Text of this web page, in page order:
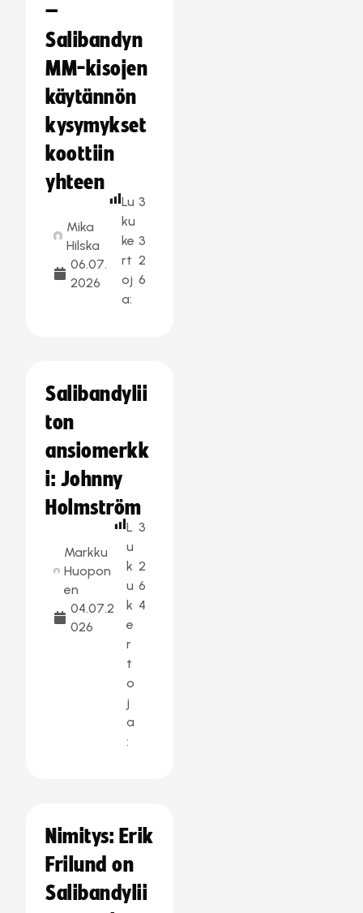
–
Salibandyn
MM-kisojen
käytännön
kysymykset
koottiin
yhteen
Mika
Hilska
06.07.
2026
Lu
ku
ke
rt
oj
a:
3
3
2
6
Salibandylii
ton
ansiomerkk
i: Johnny
Holmström
Markku
Huopon
en
04.07.2
026
L
u
k
u
k
e
r
t
o
j
a
:
3
2
6
4
Nimitys: Erik
Frilund on
Salibandylii